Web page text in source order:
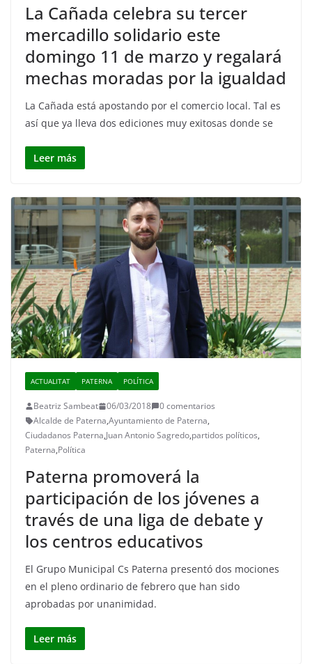
La Cañada celebra su tercer
mercadillo solidario este
domingo 11 de marzo y regalará
mechas moradas por la igualdad
La Cañada está apostando por el comercio local. Tal es
así que ya lleva dos ediciones muy exitosas donde se
Leer más
ACTUALITAT PATERNA POLÍTICA
Beatriz Sambeat 06/03/2018
0 comentarios
Alcalde de Paterna,Ayuntamiento de Paterna,
Ciudadanos Paterna,Juan Antonio Sagredo,partidos políticos,
Paterna,Política
Paterna promoverá la
participación de los jóvenes a
través de una liga de debate y
los centros educativos
El Grupo Municipal Cs Paterna presentó dos mociones
en el pleno ordinario de febrero que han sido
aprobadas por unanimidad.
Leer más